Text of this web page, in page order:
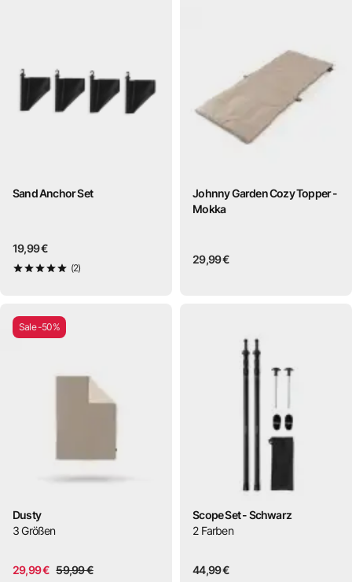
Sand Anchor Set
19,99 €
5 von 5
(2)
Johnny Garden Cozy Topper -
Mokka
29,99 €
Sale -50%
Dusty
3 Größen
29,99 € 59,99 €
Scope Set - Schwarz
2 Farben
44,99 €